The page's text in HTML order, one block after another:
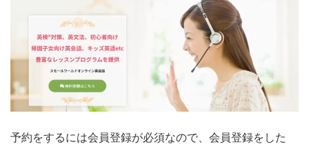
予約をするには会員登録が必須なので、会員登録をした